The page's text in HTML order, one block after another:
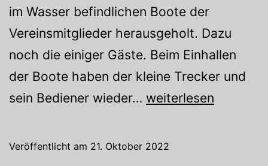
im Wasser befindlichen Boote der
Vereinsmitglieder herausgeholt. Dazu
noch die einiger Gäste. Beim Einhallen
der Boote haben der kleine Trecker und
sein Bediener wieder… Aus
Wasser
weiterlesen
Veröffentlicht am 21. Oktober 2022